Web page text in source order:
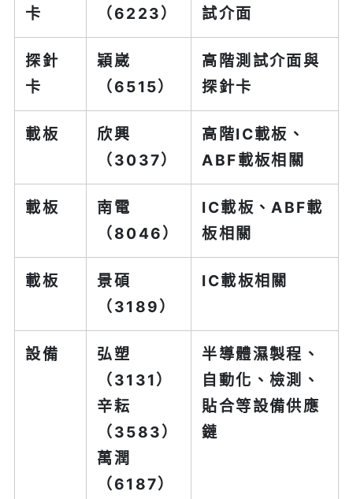
卡 （6223） 試介面
探針
卡
穎崴
（6515）
高階測試介面與
探針卡
載板
欣興
（3037）
高階IC載板、
ABF載板相關
載板
南電
（8046）
IC載板、ABF載
板相關
載板
景碩
（3189）
IC載板相關
設備
弘塑
（3131）
辛耘
（3583）
萬潤
（6187）
半導體濕製程、
自動化、檢測、
貼合等設備供應
鏈